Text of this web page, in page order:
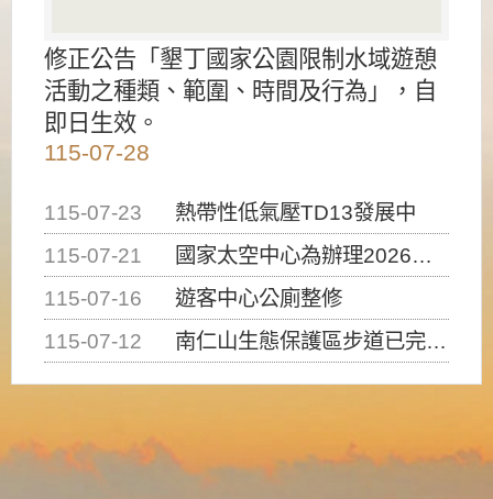
修正公告「墾丁國家公園限制水域遊憩
活動之種類、範圍、時間及行為」，自
即日生效。
115-07-28
115-07-23
熱帶性低氣壓TD13發展中
115-07-21
國家太空中心為辦理2026台灣盃火箭競賽，陸、海、空域警戒及協調相關事宜，因颱風備案事宜
115-07-16
遊客中心公廁整修
115-07-12
南仁山生態保護區步道已完成修復，自115年7月13日（星期一）起恢復開放入園，歡迎民眾依規定申請入園....